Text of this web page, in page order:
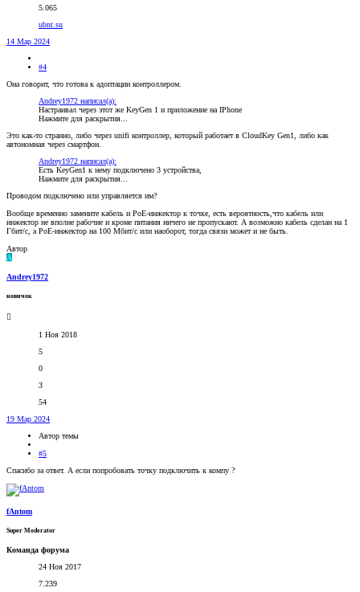
5.065
ubnt.su
14 Мар 2024
#4
Она говорит, что готова к адоптации контроллером.
Andrey1972 написал(а):
Настраивал через этот же KeyGen 1 и приложение на IPhone
Нажмите для раскрытия...
Это как-то странно, либо через unifi контроллер, который работает в CloudKey Gen1, либо как
автономная через смартфон.
Andrey1972 написал(а):
Есть KeyGen1 к нему подключено 3 устройства,
Нажмите для раскрытия...
Проводом подключено или управляется им?
Вообще временно замените кабель и PoE-инжектор к точке, есть вероятность,что кабель или
инжектор не вполне рабочие и кроме питания ничего не пропускают. А возможно кабель сделан на 1
Гбит/с, а PoE-инжектор на 100 Мбит/с или наоборот, тогда связи может и не быть.
Автор
A
Andrey1972
новичок
1 Ноя 2018
5
0
3
54
19 Мар 2024
Автор темы
#5
Спасибо за ответ. А если попробовать точку подключить к компу ?
fAntom
Super Moderator
Команда форума
24 Ноя 2017
7.239